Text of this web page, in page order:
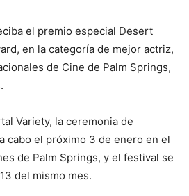
el premio especial Desert
en la categoría de mejor actriz,
de Cine de Palm Springs,
Variety, la ceremonia de
cabo el próximo 3 de enero en el
de Palm Springs, y el festival se
del mismo mes.